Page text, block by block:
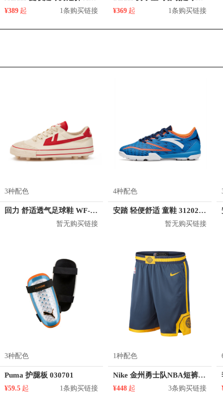
¥389 起 1条购买链接 ¥369 起 1条购买链接
3种配色
回力 舒适透气足球鞋 WF-42R
暂无购买链接
4种配色
安踏 轻便舒适 童鞋 312022202
暂无购买链接
3种配色
Puma 护腿板 030701
¥59.5 起 1条购买链接
1种配色
Nike 金州勇士队NBA短裤 912102
¥448 起 3条购买链接